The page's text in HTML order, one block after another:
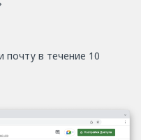
почту в течение 10